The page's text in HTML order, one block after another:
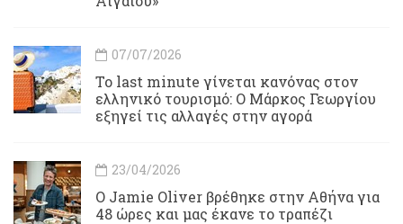
07/07/2026
Το last minute γίνεται κανόνας στον
ελληνικό τουρισμό: Ο Μάρκος Γεωργίου
εξηγεί τις αλλαγές στην αγορά
23/04/2026
Ο Jamie Oliver βρέθηκε στην Αθήνα για
48 ώρες και μας έκανε το τραπέζι